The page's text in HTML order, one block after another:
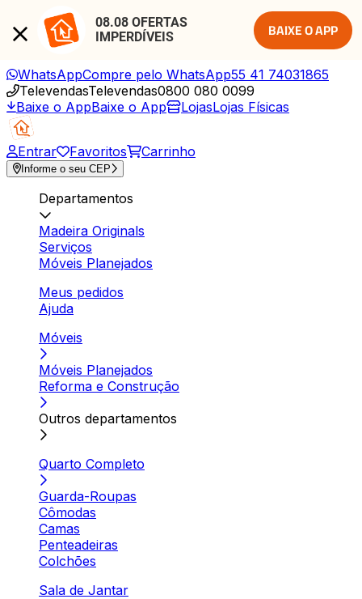
08.08 OFERTAS
IMPERDÍVEIS
BAIXE O APP
WhatsAppCompre pelo WhatsApp55 41 74031865
TelevendasTelevendas0800 080 0099
Baixe o AppBaixe o App LojasLojas Físicas
Entrar Favoritos Carrinho
Informe o seu CEP
Departamentos
Madeira Originals
Serviços
Móveis Planejados
Meus pedidos
Ajuda
Móveis
Móveis Planejados
Reforma e Construção
Outros departamentos
Quarto Completo
Guarda-Roupas
Cômodas
Camas
Penteadeiras
Colchões
Sala de Jantar